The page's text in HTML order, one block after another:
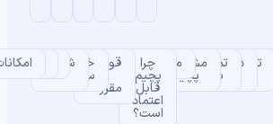
تعرفهدربارهتماس
با ما
مشتریان
پچیم
مستندات
پچیم
قابل
اعتماد
است؟
قوانین
مقررات
خرید
سرور
شرکایSLA امکانات